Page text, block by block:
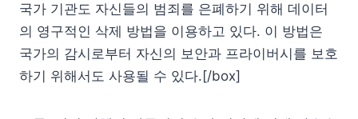
국가 기관도 자신들의 범죄를 은폐하기 위해 데이터
의 영구적인 삭제 방법을 이용하고 있다. 이 방법은
국가의 감시로부터 자신의 보안과 프라이버시를 보호
하기 위해서도 사용될 수 있다.[/box]